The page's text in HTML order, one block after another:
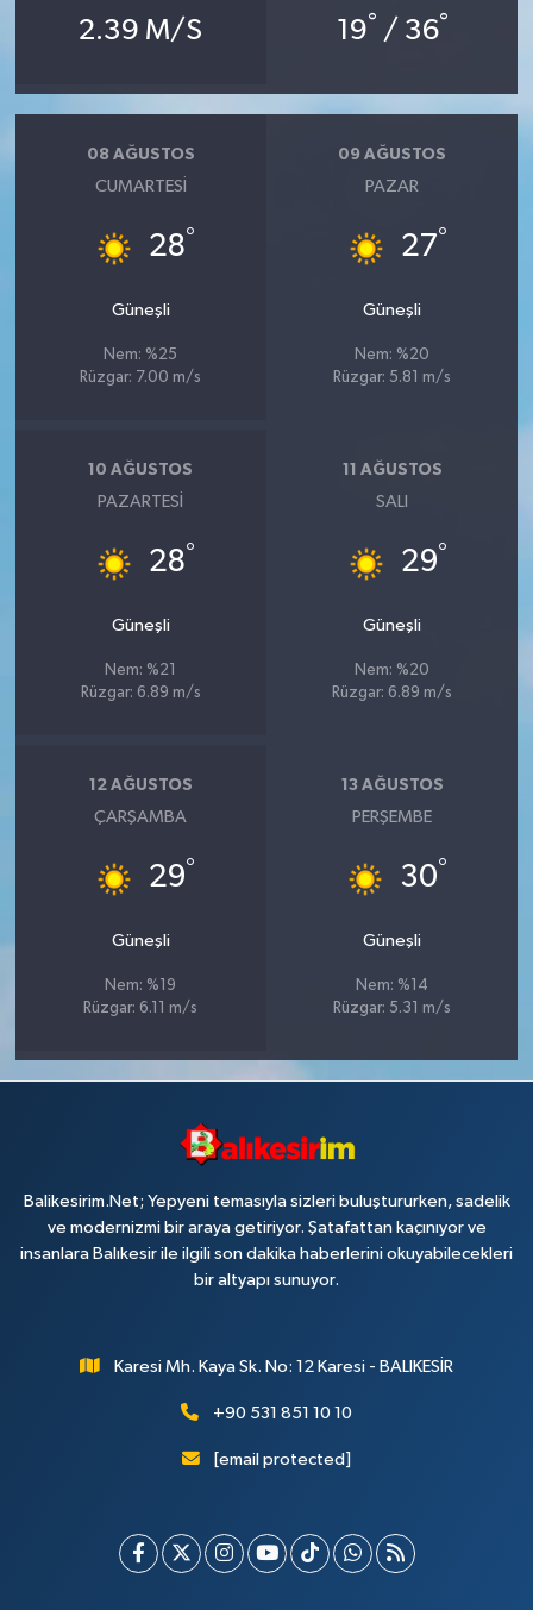
2.39 M/S 19° / 36°
08 AĞUSTOS
CUMARTESI
28°
Güneşli
Nem: %25
Rüzgar: 7.00 m/s
09 AĞUSTOS
PAZAR
27°
Güneşli
Nem: %20
Rüzgar: 5.81 m/s
10 AĞUSTOS
PAZARTESI
28°
Güneşli
Nem: %21
Rüzgar: 6.89 m/s
11 AĞUSTOS
SALI
29°
Güneşli
Nem: %20
Rüzgar: 6.89 m/s
12 AĞUSTOS
ÇARŞAMBA
29°
Güneşli
Nem: %19
Rüzgar: 6.11 m/s
13 AĞUSTOS
PERŞEMBE
30°
Güneşli
Nem: %14
Rüzgar: 5.31 m/s
Balikesirim.Net; Yepyeni temasıyla sizleri buluştururken, sadelik
ve modernizmi bir araya getiriyor. Şatafattan kaçınıyor ve
insanlara Balıkesir ile ilgili son dakika haberlerini okuyabilecekleri
bir altyapı sunuyor.
Karesi Mh. Kaya Sk. No: 12 Karesi - BALIKESİR
+90 531 851 10 10
[email protected]